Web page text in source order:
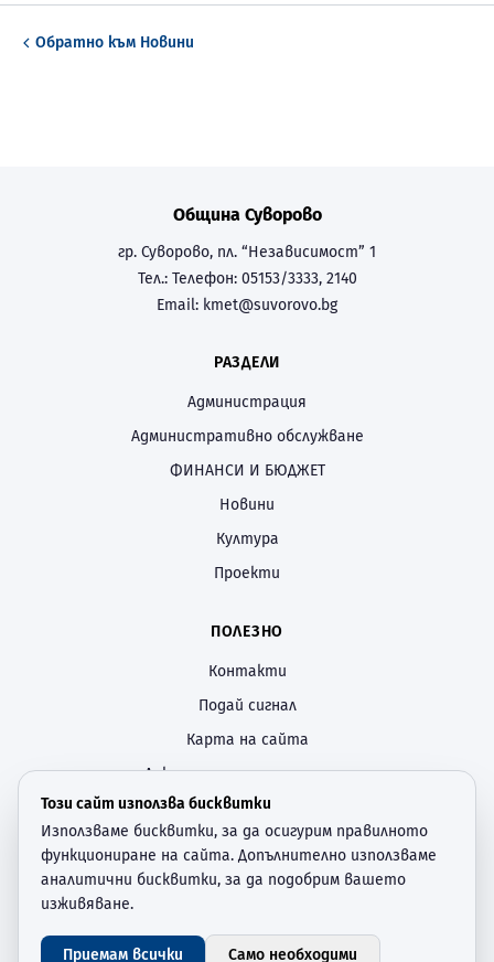
Обратно към Новини
Община Суворово
гр. Суворово, пл. “Независимост” 1
Тел.: Телефон: 05153/3333, 2140
Email: kmet@suvorovo.bg
РАЗДЕЛИ
Администрация
Административно обслужване
ФИНАНСИ И БЮДЖЕТ
Новини
Култура
Проекти
ПОЛЕЗНО
Контакти
Подай сигнал
Карта на сайта
Декларация за достъпност
Политика за поверителност
Настройки за бисквитки
СЛЕДВАЙТЕ НИ
Този сайт използва бисквитки
Използваме бисквитки, за да осигурим правилното
функциониране на сайта. Допълнително използваме
аналитични бисквитки, за да подобрим вашето
изживяване.
Приемам всички Само необходими